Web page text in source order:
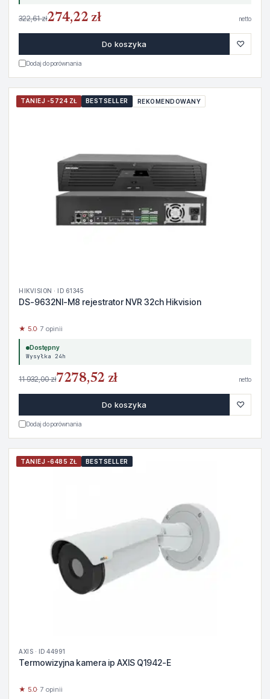
322,61 zł274,22 zł netto
Do koszyka ♡
Dodaj do porównania
TANIEJ -5724 ZŁ BESTSELLER REKOMENDOWANY
HIKVISION · ID 61345
DS-9632NI-M8 rejestrator NVR 32ch Hikvision
★ 5.0· 7 opinii
Dostępny
Wysyłka 24h
11 932,00 zł7278,52 zł netto
Do koszyka ♡
Dodaj do porównania
TANIEJ -6485 ZŁ BESTSELLER
AXIS · ID 44991
Termowizyjna kamera ip AXIS Q1942-E
★ 5.0· 7 opinii